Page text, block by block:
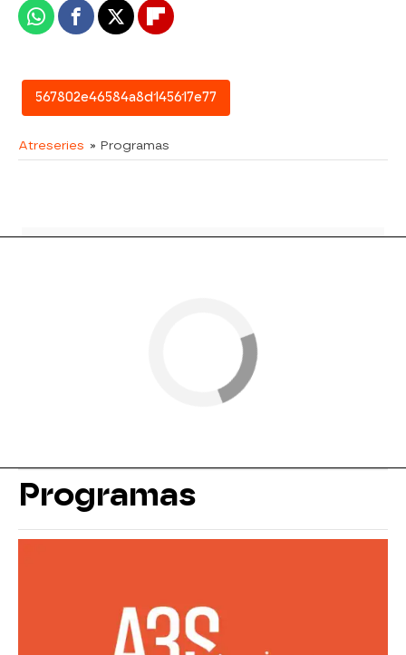
WhatsappFacebook
X Flipboard
567802e46584a8d145617e77
Atreseries » Programas
Programas